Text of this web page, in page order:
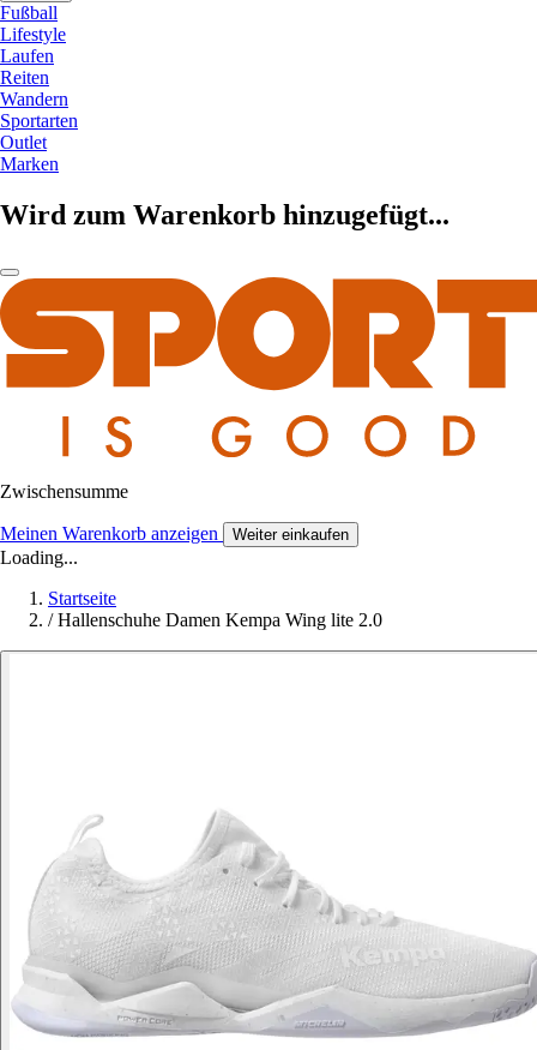
Fußball
Lifestyle
Laufen
Reiten
Wandern
Sportarten
Outlet
Marken
Wird zum Warenkorb hinzugefügt...
Zwischensumme
Meinen Warenkorb anzeigen Weiter einkaufen
Loading...
Startseite
/ Hallenschuhe Damen Kempa Wing lite 2.0